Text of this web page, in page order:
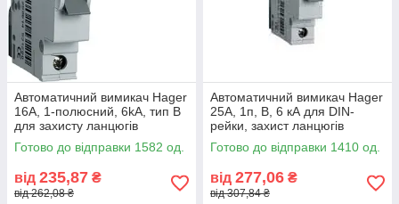
Автоматичний вимикач Hager
16А, 1-полюсний, 6kA, тип B
для захисту ланцюгів
Готово до відправки 1582 од.
від 235,87 ₴
від 262,08 ₴
Автоматичний вимикач Hager
25A, 1п, B, 6 кА для DIN-
рейки, захист ланцюгів
Готово до відправки 1410 од.
від 277,06 ₴
від 307,84 ₴